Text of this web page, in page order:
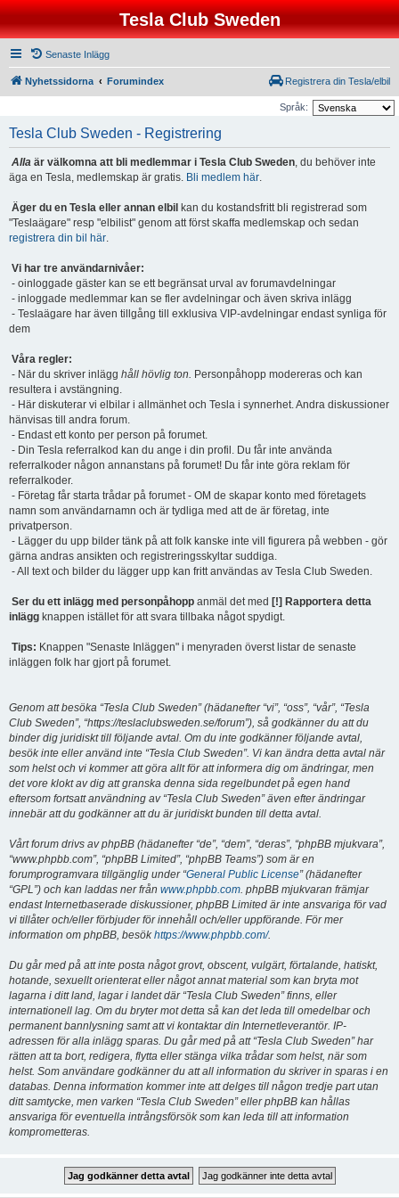
Tesla Club Sweden
Senaste Inlägg
Nyhetssidorna Forumindex Registrera din Tesla/elbil
Språk:
Tesla Club Sweden - Registrering
Alla är välkomna att bli medlemmar i Tesla Club Sweden, du behöver inte
äga en Tesla, medlemskap är gratis. Bli medlem här.
Äger du en Tesla eller annan elbil kan du kostandsfritt bli registrerad som
"Teslaägare" resp "elbilist" genom att först skaffa medlemskap och sedan
registrera din bil här.
Vi har tre användarnivåer:
- oinloggade gäster kan se ett begränsat urval av forumavdelningar
- inloggade medlemmar kan se fler avdelningar och även skriva inlägg
- Teslaägare har även tillgång till exklusiva VIP-avdelningar endast synliga för
dem
Våra regler:
- När du skriver inlägg håll hövlig ton. Personpåhopp modereras och kan
resultera i avstängning.
- Här diskuterar vi elbilar i allmänhet och Tesla i synnerhet. Andra diskussioner
hänvisas till andra forum.
- Endast ett konto per person på forumet.
- Din Tesla referralkod kan du ange i din profil. Du får inte använda
referralkoder någon annanstans på forumet! Du får inte göra reklam för
referralkoder.
- Företag får starta trådar på forumet - OM de skapar konto med företagets
namn som användarnamn och är tydliga med att de är företag, inte
privatperson.
- Lägger du upp bilder tänk på att folk kanske inte vill figurera på webben - gör
gärna andras ansikten och registreringsskyltar suddiga.
- All text och bilder du lägger upp kan fritt användas av Tesla Club Sweden.
Ser du ett inlägg med personpåhopp anmäl det med [!] Rapportera detta
inlägg knappen istället för att svara tillbaka något spydigt.
Tips: Knappen "Senaste Inläggen" i menyraden överst listar de senaste
inläggen folk har gjort på forumet.
Genom att besöka “Tesla Club Sweden” (hädanefter “vi”, “oss”, “vår”, “Tesla
Club Sweden”, “https://teslaclubsweden.se/forum”), så godkänner du att du
binder dig juridiskt till följande avtal. Om du inte godkänner följande avtal,
besök inte eller använd inte “Tesla Club Sweden”. Vi kan ändra detta avtal när
som helst och vi kommer att göra allt för att informera dig om ändringar, men
det vore klokt av dig att granska denna sida regelbundet på egen hand
eftersom fortsatt användning av “Tesla Club Sweden” även efter ändringar
innebär att du godkänner att du är juridiskt bunden till detta avtal.
Vårt forum drivs av phpBB (hädanefter “de”, “dem”, “deras”, “phpBB mjukvara”,
“www.phpbb.com”, “phpBB Limited”, “phpBB Teams”) som är en
forumprogramvara tillgänglig under “General Public License” (hädanefter
“GPL”) och kan laddas ner från www.phpbb.com. phpBB mjukvaran främjar
endast Internetbaserade diskussioner, phpBB Limited är inte ansvariga för vad
vi tillåter och/eller förbjuder för innehåll och/eller uppförande. För mer
information om phpBB, besökhttps://www.phpbb.com/.
Du går med på att inte posta något grovt, obscent, vulgärt, förtalande, hatiskt,
hotande, sexuellt orienterat eller något annat material som kan bryta mot
lagarna i ditt land, lagar i landet där “Tesla Club Sweden” finns, eller
internationell lag. Om du bryter mot detta så kan det leda till omedelbar och
permanent bannlysning samt att vi kontaktar din Internetleverantör. IP-
adressen för alla inlägg sparas. Du går med på att “Tesla Club Sweden” har
rätten att ta bort, redigera, flytta eller stänga vilka trådar som helst, när som
helst. Som användare godkänner du att all information du skriver in sparas i en
databas. Denna information kommer inte att delges till någon tredje part utan
ditt samtycke, men varken “Tesla Club Sweden” eller phpBB kan hållas
ansvariga för eventuella intrångsförsök som kan leda till att information
komprometteras.